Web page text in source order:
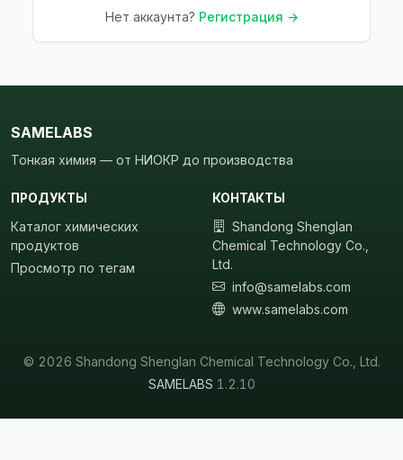
Нет аккаунта? Регистрация →
SAMELABS
Тонкая химия — от НИОКР до производства
ПРОДУКТЫ
Каталог химических
продуктов
Просмотр по тегам
КОНТАКТЫ
Shandong Shenglan
Chemical Technology Co.,
Ltd.
info@samelabs.com
www.samelabs.com
© 2026 Shandong Shenglan Chemical Technology Co., Ltd.
SAMELABS 1.2.10